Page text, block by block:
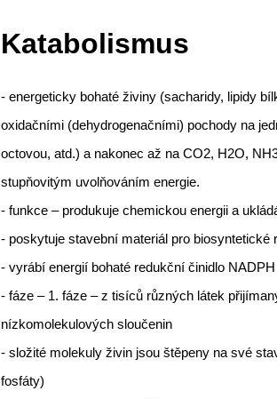
Katabolismus
- energeticky bohaté živiny (sacharidy, lipidy
oxidačními (dehydrogenačními) pochody na
octovou, atd.) a nakonec až na CO2, H2O,
stupňovitým uvolňováním energie.
- funkce – produkuje chemickou energii a
- poskytuje stavební materiál pro biosyntetické
- vyrábí energií bohaté redukční činidlo NADPH
- fáze – 1. fáze – z tisíců různých látek
nízkomolekulových sloučenin
- složité molekuly živin jsou štěpeny na své
fosfáty)